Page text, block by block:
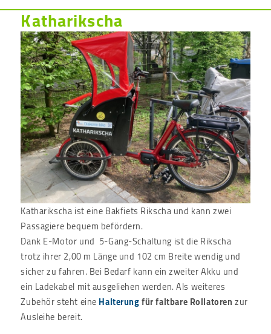
Katharikscha
Katharikscha ist eine Bakfiets Rikscha und kann zwei
Passagiere bequem befördern.
Dank E-Motor und 5-Gang-Schaltung ist die Rikscha
trotz ihrer 2,00 m Länge und 102 cm Breite wendig und
sicher zu fahren. Bei Bedarf kann ein zweiter Akku und
ein Ladekabel mit ausgeliehen werden. Als weiteres
Zubehör steht eineHalterungfür faltbare Rollatorenzur
Ausleihe bereit.